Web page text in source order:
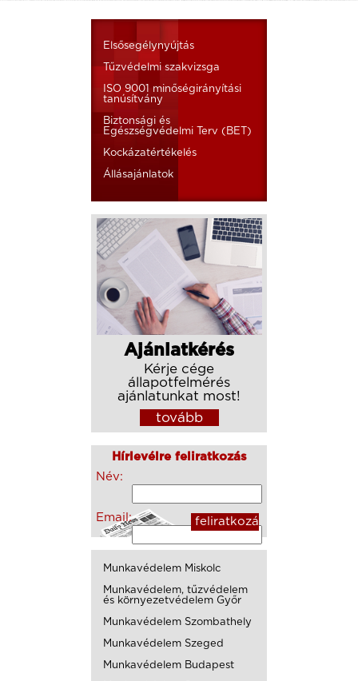
Elsősegélynyújtás
Tűzvédelmi szakvizsga
ISO 9001 minőségirányítási
tanúsítvány
Biztonsági és
Egészségvédelmi Terv (BET)
Kockázatértékelés
Állásajánlatok
Ajánlatkérés
Kérje cége
állapotfelmérés
ajánlatunkat most!
tovább
Hírlevélre feliratkozás
Név:
Email:
Munkavédelem Miskolc
Munkavédelem, tűzvédelem
és környezetvédelem Győr
Munkavédelem Szombathely
Munkavédelem Szeged
Munkavédelem Budapest